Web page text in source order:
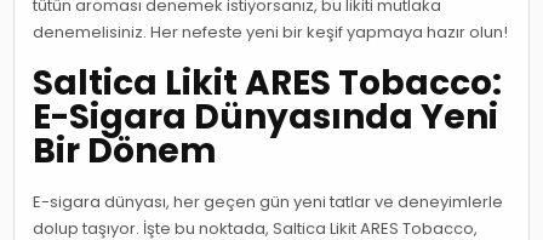
tütün aroması denemek istiyorsanız, bu likiti mutlaka
denemelisiniz. Her nefeste yeni bir keşif yapmaya hazır olun!
Saltica Likit ARES Tobacco:
E-Sigara Dünyasında Yeni
Bir Dönem
E-sigara dünyası, her geçen gün yeni tatlar ve deneyimlerle
dolup taşıyor. İşte bu noktada, Saltica Likit ARES Tobacco,